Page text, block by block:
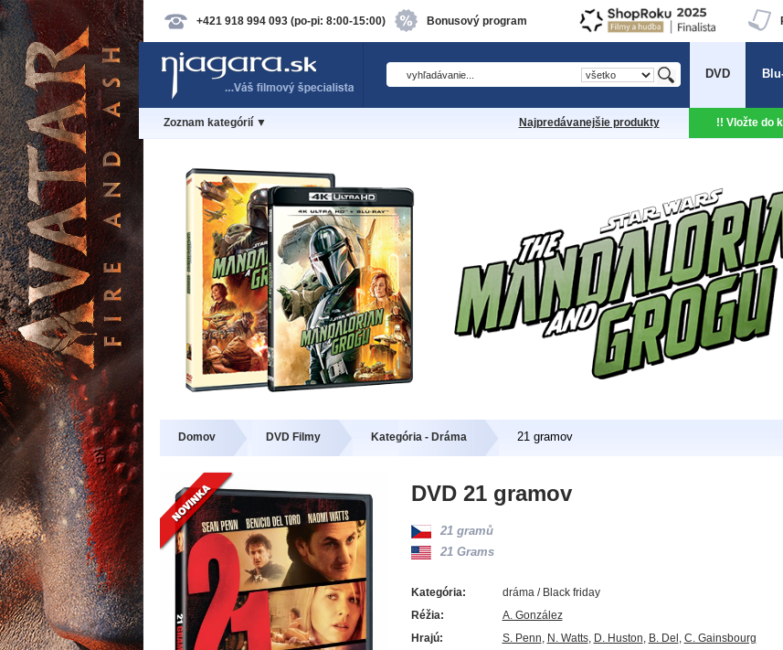
+421 918 994 093 (po-pi: 8:00-15:00) Bonusový program
DVD
Zoznam kategórií ▼ Najpredávanejšie produkty !! Vložte do
Domov DVD Filmy Kategória - Dráma 21 gramov
DVD 21 gramov
21 gramů
21 Grams
Kategória:
dráma / Black friday
Réžia:
A. González
Hrajú:
S. Penn, N. Watts, D. Huston, B. Del, C. Gainsbourg